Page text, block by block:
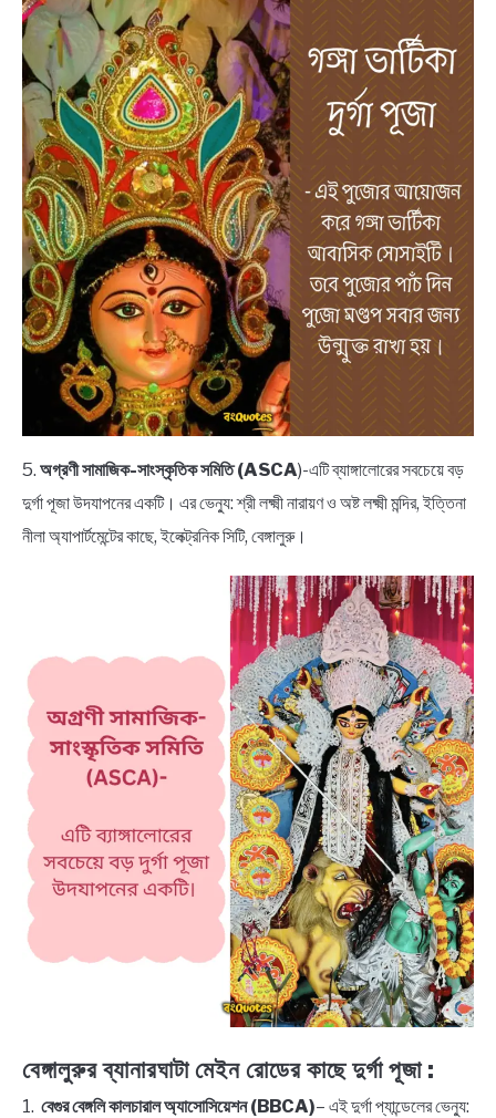
5. অগ্রণী সামাজিক-সাংস্কৃতিক সমিতি (ASCA)-এটি ব্যাঙ্গালোরের সবচেয়ে বড়
দুর্গা পূজা উদযাপনের একটি। এর ভেন্যু: শ্রী লক্ষ্মী নারায়ণ ও অষ্ট লক্ষ্মী মন্দির, ইত্তিনা
নীলা অ্যাপার্টমেন্টের কাছে, ইলেক্ট্রনিক সিটি, বেঙ্গালুরু।
বেঙ্গালুরুর ব্যানারঘাটা মেইন রোডের কাছে দুর্গা পূজা :
1. বেগুর বেঙ্গলি কালচারাল অ্যাসোসিয়েশন (BBCA)– এই দুর্গা প্যান্ডেলের ভেন্যু: